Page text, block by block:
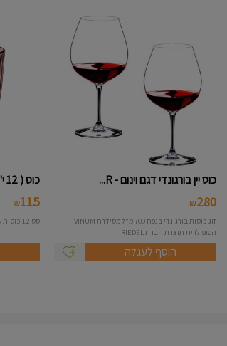
כוס יין בורגונדי דגם וינום - R...
280
₪
זוג כוסות בורגונדי בנפח 700 מ"ל מסידרת VINUM
הפופולרית תוצרת חברת RIEDEL
הוסף לעגלה
כוס ( 12 י"ח ) נמוכה פסים צבעו...
115
₪
סט 12 כוסות שתיה פסים צבעוני תוצרת חברת Bormioli